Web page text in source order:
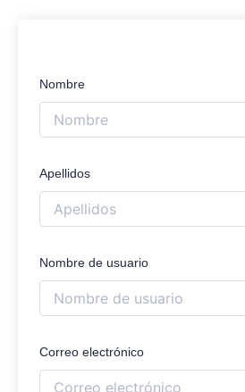
Nombre
Apellidos
Nombre de usuario
Correo electrónico